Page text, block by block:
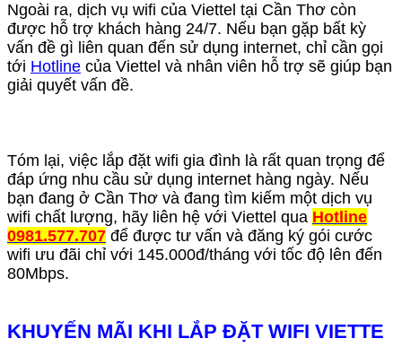
Ngoài ra, dịch vụ wifi của Viettel tại Cần Thơ còn
được hỗ trợ khách hàng 24/7. Nếu bạn gặp bất kỳ
vấn đề gì liên quan đến sử dụng internet, chỉ cần gọi
tới Hotline của Viettel và nhân viên hỗ trợ sẽ giúp bạn
giải quyết vấn đề.
Tóm lại, việc lắp đặt wifi gia đình là rất quan trọng để
đáp ứng nhu cầu sử dụng internet hàng ngày. Nếu
bạn đang ở Cần Thơ và đang tìm kiếm một dịch vụ
wifi chất lượng, hãy liên hệ với Viettel qua Hotline
0981.577.707 để được tư vấn và đăng ký gói cước
wifi ưu đãi chỉ với 145.000đ/tháng với tốc độ lên đến
80Mbps.
KHUYẾN MÃI KHI LẮP ĐẶT WIFI VIETTE